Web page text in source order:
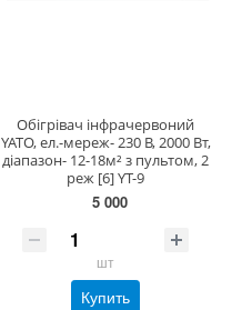
Обігрівач інфрачервоний
YATO, ел.-мереж- 230 В, 2000 Вт,
діапазон- 12-18м² з пультом, 2
реж [6] YT-9
5 000
шт
Купить